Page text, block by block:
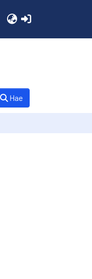
Hae